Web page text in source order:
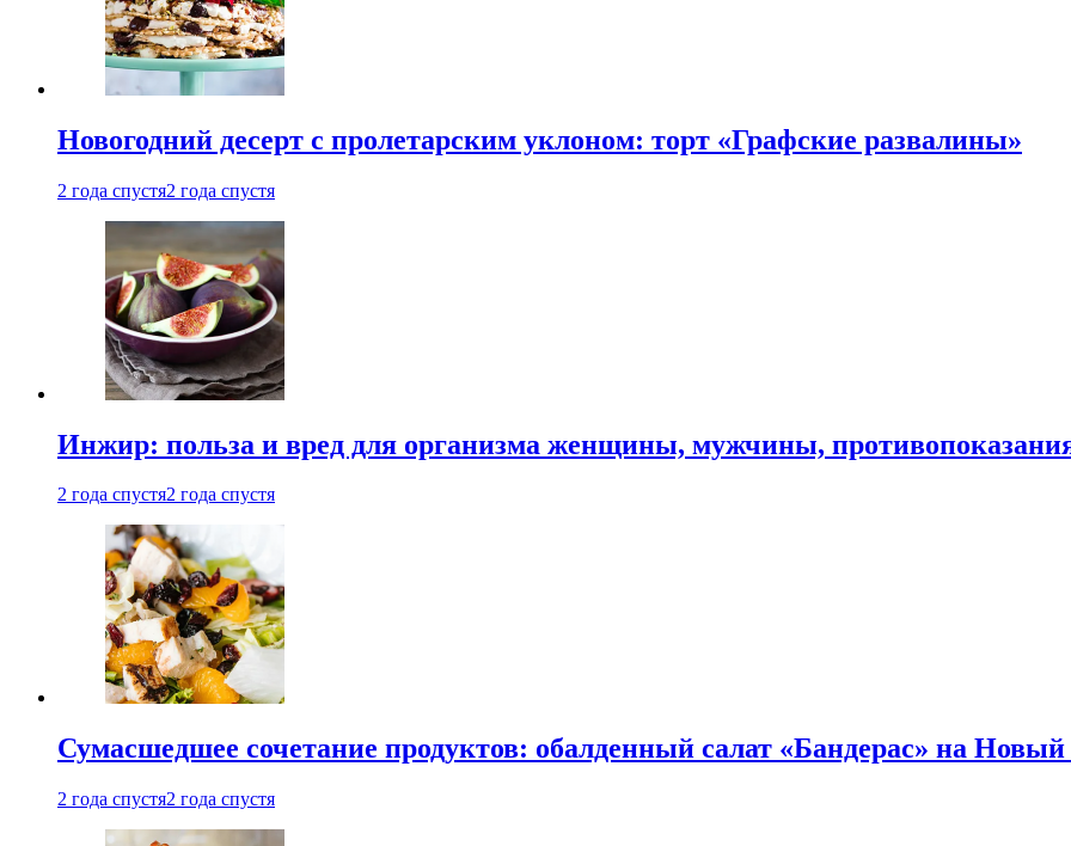
Новогодний десерт с пролетарским уклоном: торт «Графские развалины»
2 года спустя2 года спустя
Инжир: польза и вред для организма женщины, мужчины,
2 года спустя2 года спустя
Сумасшедшее сочетание продуктов: обалденный салат «Бандерас» на Новый
2 года спустя2 года спустя